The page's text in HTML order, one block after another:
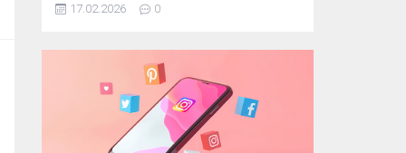
ekranlara taşınıyor. Kanal D, iftar saatlerinin
programıyla izleyiciyle buluşturmaya
hazırlanıyor. CAM STÜDYO KURULUYOR
“Bir Ramazan Akşamı” için
Cumhurbaşkanlığı Külliyesi yerleşkesinde
bulunan Beştepe Millet Camii avlusuna
özel bir cam stüdyo kuruluyor. Ramazana
17.02.2026 0